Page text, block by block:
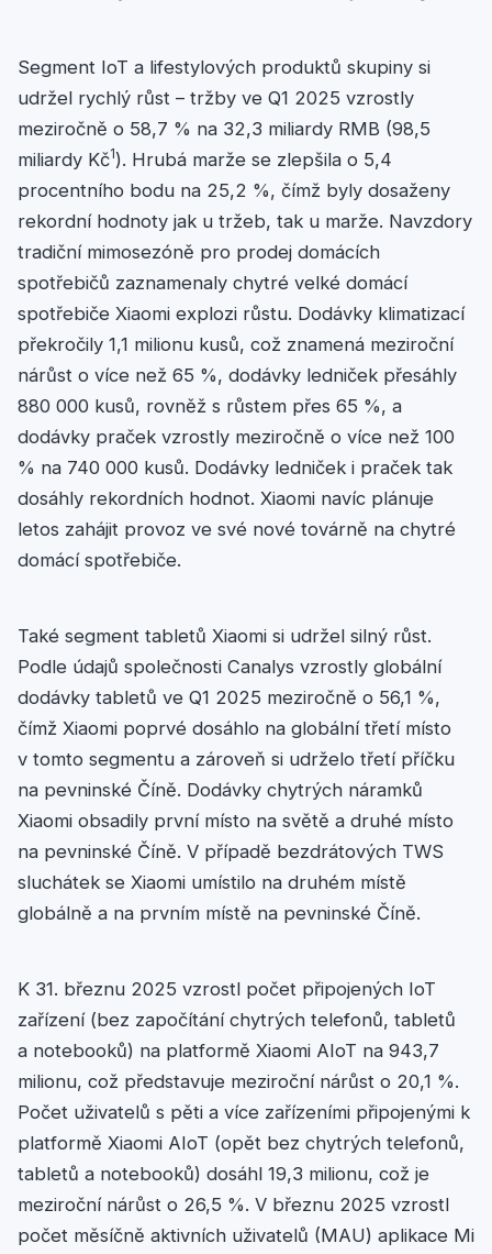
Segment IoT a lifestylových produktů skupiny si
udržel rychlý růst – tržby ve Q1 2025 vzrostly
meziročně o 58,7 % na 32,3 miliardy RMB (98,5
miliardy Kč1). Hrubá marže se zlepšila o 5,4
procentního bodu na 25,2 %, čímž byly dosaženy
rekordní hodnoty jak u tržeb, tak u marže. Navzdory
tradiční mimosezóně pro prodej domácích
spotřebičů zaznamenaly chytré velké domácí
spotřebiče Xiaomi explozi růstu. Dodávky klimatizací
překročily 1,1 milionu kusů, což znamená meziroční
nárůst o více než 65 %, dodávky ledniček přesáhly
880 000 kusů, rovněž s růstem přes 65 %, a
dodávky praček vzrostly meziročně o více než 100
% na 740 000 kusů. Dodávky ledniček i praček tak
dosáhly rekordních hodnot. Xiaomi navíc plánuje
letos zahájit provoz ve své nové továrně na chytré
domácí spotřebiče.
Také segment tabletů Xiaomi si udržel silný růst.
Podle údajů společnosti Canalys vzrostly globální
dodávky tabletů ve Q1 2025 meziročně o 56,1 %,
čímž Xiaomi poprvé dosáhlo na globální třetí místo
v tomto segmentu a zároveň si udrželo třetí příčku
na pevninské Číně. Dodávky chytrých náramků
Xiaomi obsadily první místo na světě a druhé místo
na pevninské Číně. V případě bezdrátových TWS
sluchátek se Xiaomi umístilo na druhém místě
globálně a na prvním místě na pevninské Číně.
K 31. březnu 2025 vzrostl počet připojených IoT
zařízení (bez započítání chytrých telefonů, tabletů
a notebooků) na platformě Xiaomi AIoT na 943,7
milionu, což představuje meziroční nárůst o 20,1 %.
Počet uživatelů s pěti a více zařízeními připojenými k
platformě Xiaomi AIoT (opět bez chytrých telefonů,
tabletů a notebooků) dosáhl 19,3 milionu, což je
meziroční nárůst o 26,5 %. V březnu 2025 vzrostl
počet měsíčně aktivních uživatelů (MAU) aplikace Mi